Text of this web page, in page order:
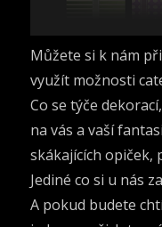
Můžete si k nám
využít možnosti
Co se týče
na vás a vaší
skákajících opiček,
Jediné co si u nás
A pokud budete